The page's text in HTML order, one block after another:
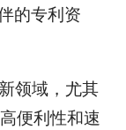
的专利资
领域，尤其
便利性和速